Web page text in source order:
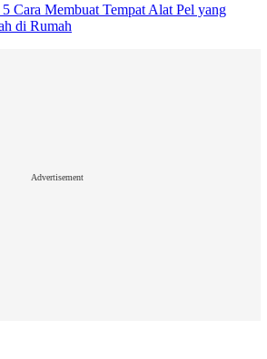
5 Cara Membuat Tempat Alat Pel yang
di Rumah
Advertisement